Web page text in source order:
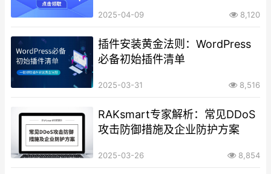
2025-04-09 8,120
插件安装黄金法则：WordPress
必备初始插件清单
2025-03-31 8,516
RAKsmart专家解析：常见DDoS
攻击防御措施及企业防护方案
2025-03-26 8,854